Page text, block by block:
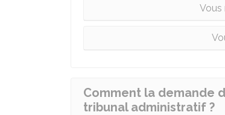
Vous
Comment la demande
tribunal administratif ?